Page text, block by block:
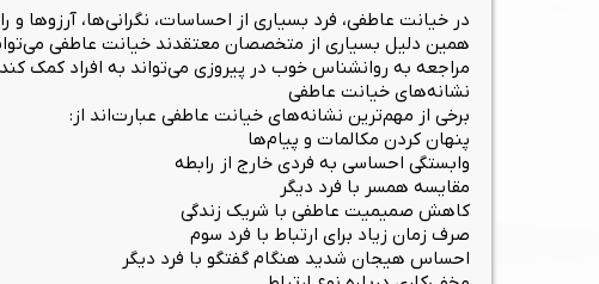
در خیانت عاطفی، فرد بسیاری از احساسات، نگرانی‌ها،
همین دلیل بسیاری از متخصصان معتقدند خیانت عاطفی
مراجعه به روانشناس خوب در پیروزی می‌تواند به افراد کمک
نشانه‌های خیانت عاطفی
برخی از مهم‌ترین نشانه‌های خیانت عاطفی عبارت‌اند از:
پنهان کردن مکالمات و پیام‌ها
وابستگی احساسی به فردی خارج از رابطه
مقایسه همسر با فرد دیگر
کاهش صمیمیت عاطفی با شریک زندگی
صرف زمان زیاد برای ارتباط با فرد سوم
احساس هیجان شدید هنگام گفتگو با فرد دیگر